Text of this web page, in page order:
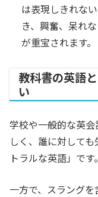
は表現しきれな
き、興奮、呆れ
が重宝されます。
教科書の英語
い
学校や一般的な英
しく、誰に対して
トラルな英語」です。
一方で、スラング